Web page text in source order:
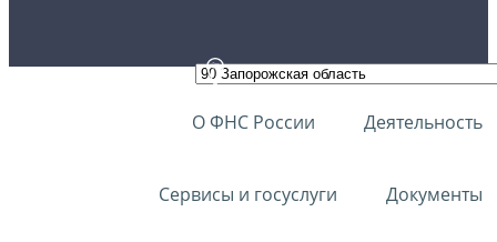
О ФНС России Деятельность
Сервисы и госуслуги Документы